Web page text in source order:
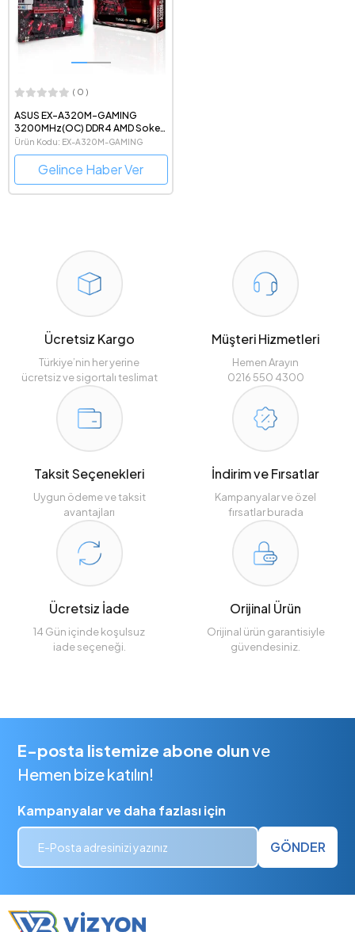
( 0 )
ASUS EX-A320M-GAMING
3200MHz(OC) DDR4 AMD Soket
AM4 mATX Anakart
Ürün Kodu: EX-A320M-GAMING
Gelince Haber Ver
Ücretsiz Kargo
Türkiye’nin her yerine
ücretsiz ve sigortalı teslimat
Müşteri Hizmetleri
Hemen Arayın
0216 550 4300
Taksit Seçenekleri
Uygun ödeme ve taksit
avantajları
İndirim ve Fırsatlar
Kampanyalar ve özel
fırsatlar burada
Ücretsiz İade
14 Gün içinde koşulsuz
iade seçeneği.
Orijinal Ürün
Orijinal ürün garantisiyle
güvendesiniz.
E-posta listemize abone olunve
Hemen bize katılın!
Kampanyalar ve daha fazlası için
GÖNDER